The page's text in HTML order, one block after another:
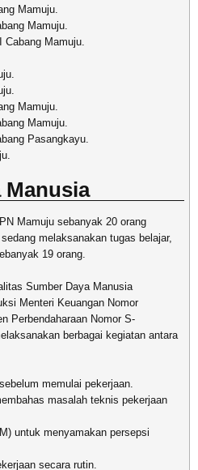
Mamuju.
Mamuju.
Cabang Mamuju.
Mamuju.
Mamuju.
Pasangkayu.
Manusia
Mamuju sebanyak 20 orang
melaksanakan tugas belajar,
19 orang.
Sumber Daya Manusia
Menteri Keuangan Nomor
Perbendaharaan Nomor S-
berbagai kegiatan antara
memulai pekerjaan.
masalah teknis pekerjaan
untuk menyamakan persepsi
secara rutin.